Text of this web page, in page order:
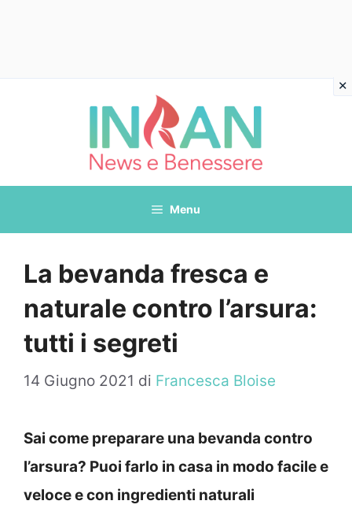
Menu
La bevanda fresca e
naturale contro l’arsura:
tutti i segreti
14 Giugno 2021 di Francesca Bloise
Sai come preparare una bevanda contro
l’arsura? Puoi farlo in casa in modo facile e
veloce e con ingredienti naturali